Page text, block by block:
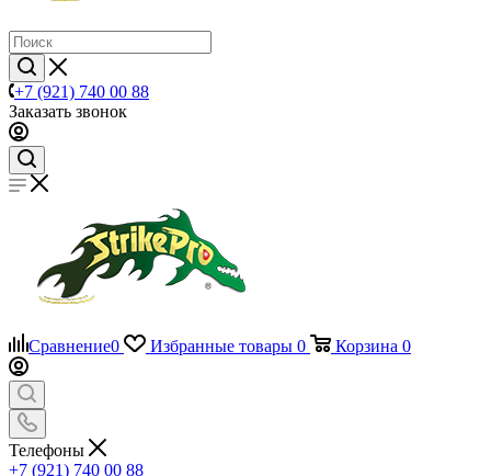
+7 (921) 740 00 88
Заказать звонок
Сравнение0 Избранные товары 0 Корзина 0
Телефоны
+7 (921) 740 00 88